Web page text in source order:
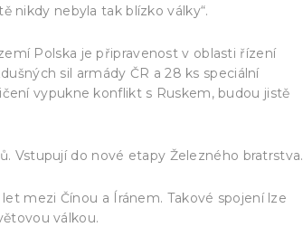
nikdy nebyla tak blízko války“.
Polska je připravenost v oblasti řízení
sil armády ČR a 28 ks speciální
vypukne konflikt s Ruskem, budou jistě
Vstupují do nové etapy Železného bratrstva.
mezi Čínou a Íránem. Takové spojení lze
válkou.